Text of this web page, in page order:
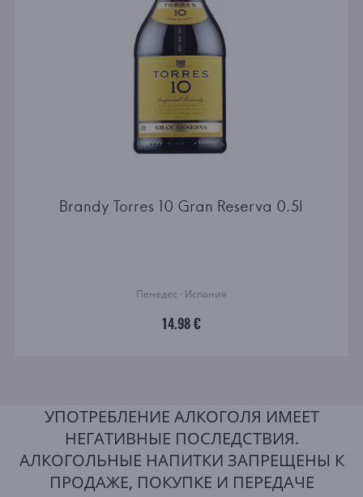
Brandy Torres 10 Gran Reserva 0.5l
Пенедес · Испания
14.98 €
УПОТРЕБЛЕНИЕ АЛКОГОЛЯ ИМЕЕТ
НЕГАТИВНЫЕ ПОСЛЕДСТВИЯ.
АЛКОГОЛЬНЫЕ НАПИТКИ ЗАПРЕЩЕНЫ К
ПРОДАЖЕ, ПОКУПКЕ И ПЕРЕДАЧЕ